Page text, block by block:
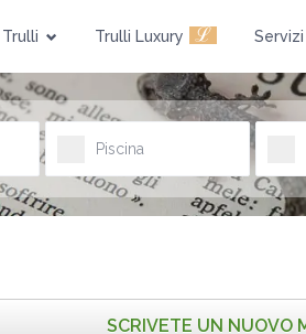
Trulli Trulli Luxury ℒ Servizi
Piscina